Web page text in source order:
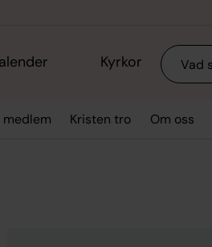
Kyrkor Sök
medlem Kristen tro Om oss